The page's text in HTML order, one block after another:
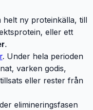
ny proteinkälla, till
eller ett
.
. Under hela perioden
varken godis,
eller rester från
elimineringsfasen